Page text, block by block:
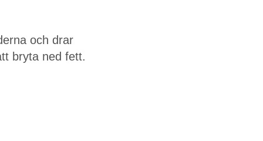
och drar
bryta ned fett.